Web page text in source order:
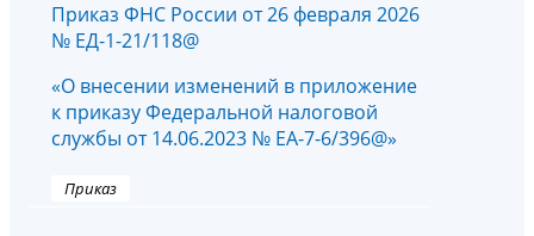
Приказ ФНС России от 26 февраля 2026
№ ЕД-1-21/118@
«О внесении изменений в приложение
к приказу Федеральной налоговой
службы от 14.06.2023 № ЕА-7-6/396@»
Приказ